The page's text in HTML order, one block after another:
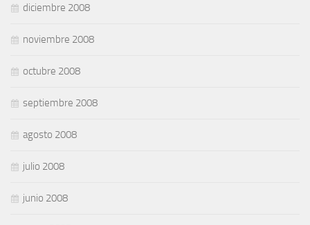
diciembre 2008
noviembre 2008
octubre 2008
septiembre 2008
agosto 2008
julio 2008
junio 2008